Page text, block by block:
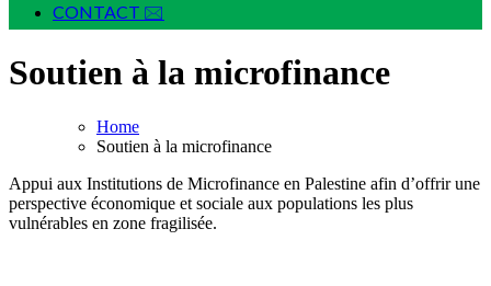
CONTACT 🖂
Soutien à la microfinance
Home
Soutien à la microfinance
Appui aux Institutions de Microfinance en Palestine afin d’offrir une
perspective économique et sociale aux populations les plus
vulnérables en zone fragilisée.